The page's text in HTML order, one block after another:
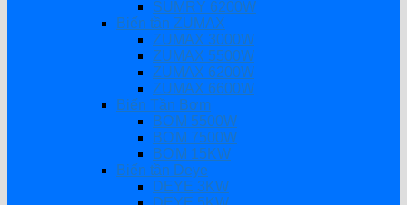
SUMRY 6200W
Biến tần ZUMAX
ZUMAX 3000W
ZUMAX 5500W
ZUMAX 6200W
ZUMAX 6600W
Biến Tần Bơm
BƠM 5500W
BƠM 7500W
BƠM 15KW
Biến tần Deye
DEYE 3KW